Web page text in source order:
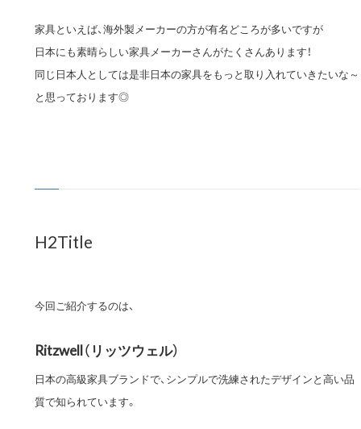
家具といえば、海外製メーカーの方が有名どころが多いですが
日本にも素晴らしい家具メーカーさんがたくさんあります！
同じ日本人としては是非日本の家具をもっと取り入れていきたいな～
と思っております◎
H2Title
今回ご紹介するのは、
Ritzwell（リッツウェル）
日本の高級家具ブランドで、シンプルで洗練されたデザインと高い品
質で知られています。